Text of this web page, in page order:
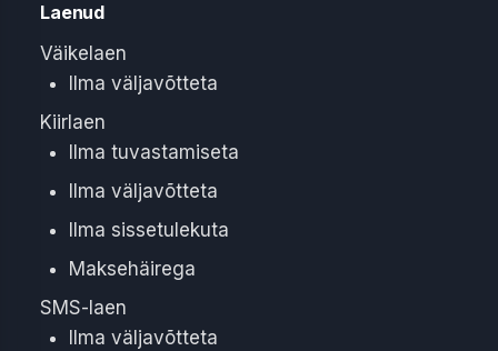
Laenud
Väikelaen
Ilma väljavõtteta
Kiirlaen
Ilma tuvastamiseta
Ilma väljavõtteta
Ilma sissetulekuta
Maksehäirega
SMS-laen
Ilma väljavõtteta